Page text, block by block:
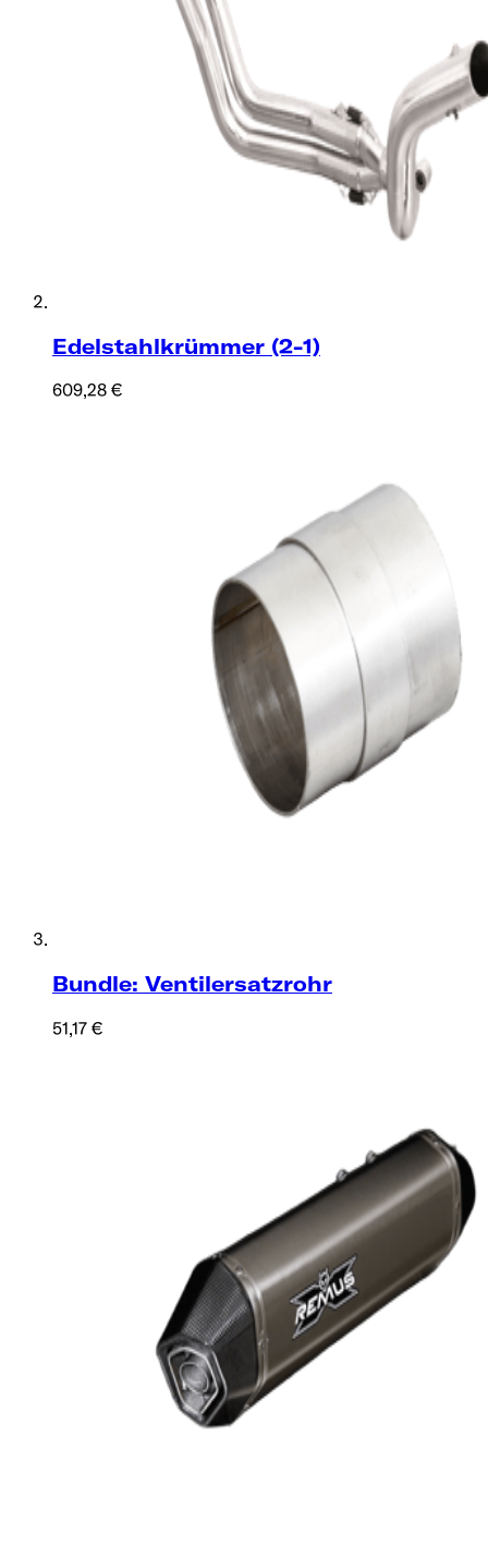
Edelstahlkrümmer (2-1)
609,28 €
Bundle: Ventilersatzrohr
51,17 €